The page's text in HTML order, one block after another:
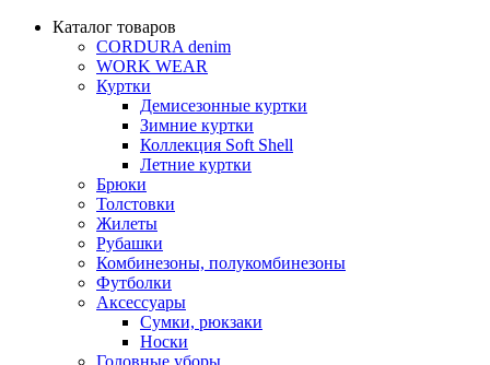
Каталог товаров
CORDURA denim
WORK WEAR
Куртки
Демисезонные куртки
Зимние куртки
Коллекция Soft Shell
Летние куртки
Брюки
Толстовки
Жилеты
Рубашки
Комбинезоны, полукомбинезоны
Футболки
Аксессуары
Сумки, рюкзаки
Носки
Головные уборы